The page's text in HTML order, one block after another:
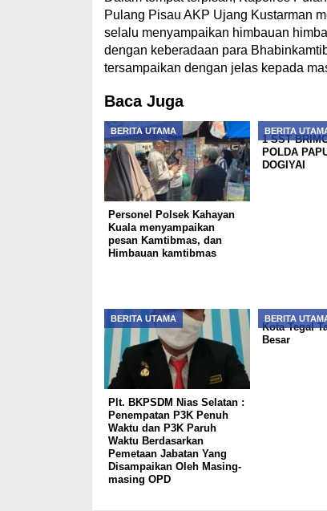
Pulang Pisau AKP Ujang Kustarman
selalu menyampaikan himbauan
dengan keberadaan para
tersampaikan dengan jelas kepada
Baca Juga
BERITA UTAMA
Personel Polsek Kahayan
Kuala menyampaikan
pesan Kamtibmas, dan
Himbauan kamtibmas
BERITA
1 SST
POLDA
DOGIYAI
BERITA UTAMA
Plt. BKPSDM Nias Selatan :
Penempatan P3K Penuh
Waktu dan P3K Paruh
Waktu Berdasarkan
Pemetaan Jabatan Yang
Disampaikan Oleh Masing-
masing OPD
BERITA
Kota Tegal
Besar